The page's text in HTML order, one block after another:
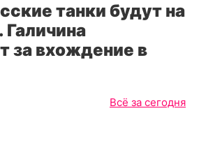
танки будут на
за вхождение в
Всё за сегодня